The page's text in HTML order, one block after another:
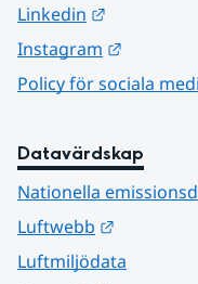
Linkedin
Instagram
Policy för sociala
Datavärdskap
Nationella
Luftwebb
Luftmiljödata